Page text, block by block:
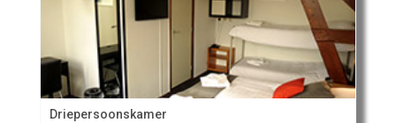
Driepersoonskamer